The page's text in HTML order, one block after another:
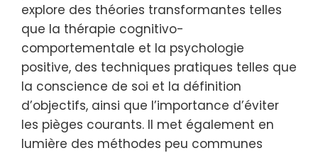
explore des théories transformantes telles
que la thérapie cognitivo-
comportementale et la psychologie
positive, des techniques pratiques telles que
la conscience de soi et la définition
d’objectifs, ainsi que l’importance d’éviter
les pièges courants. Il met également en
lumière des méthodes peu communes